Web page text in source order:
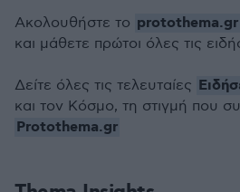
Ακολουθήστε το
και μάθετε πρώτοι όλες τις
Δείτε όλες τις τελευταίες
και τον Κόσμο, τη στιγμή που
Protothema.gr